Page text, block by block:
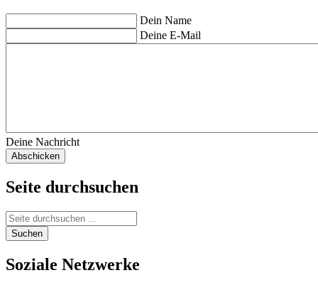
Dein Name
Deine E-Mail
Deine Nachricht
Seite durchsuchen
Soziale Netzwerke